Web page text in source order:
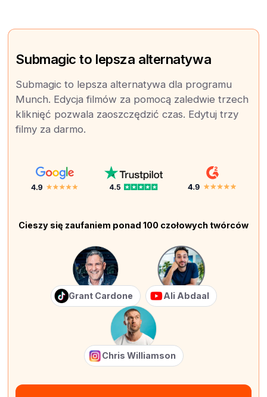
Submagic to lepsza alternatywa
Submagic to lepsza alternatywa dla programu
Munch. Edycja filmów za pomocą zaledwie trzech
kliknięć pozwala zaoszczędzić czas. Edytuj trzy
filmy za darmo.
Cieszy się zaufaniem ponad 100 czołowych twórców
Grant Cardone Ali Abdaal
Chris Williamson